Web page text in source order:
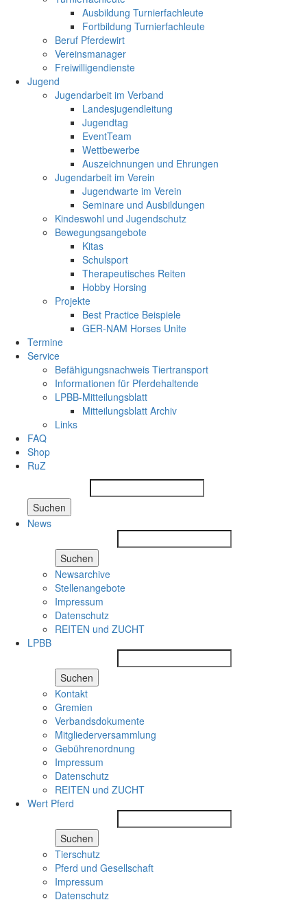
Ausbildung Turnierfachleute
Fortbildung Turnierfachleute
Beruf Pferdewirt
Vereinsmanager
Freiwilligendienste
Jugend
Jugendarbeit im Verband
Landesjugendleitung
Jugendtag
EventTeam
Wettbewerbe
Auszeichnungen und Ehrungen
Jugendarbeit im Verein
Jugendwarte im Verein
Seminare und Ausbildungen
Kindeswohl und Jugendschutz
Bewegungsangebote
Kitas
Schulsport
Therapeutisches Reiten
Hobby Horsing
Projekte
Best Practice Beispiele
GER-NAM Horses Unite
Termine
Service
Befähigungsnachweis Tiertransport
Informationen für Pferdehaltende
LPBB-Mitteilungsblatt
Mitteilungsblatt Archiv
Links
FAQ
Shop
RuZ
Suchen
News
Suchen
Newsarchive
Stellenangebote
Impressum
Datenschutz
REITEN und ZUCHT
LPBB
Suchen
Kontakt
Gremien
Verbandsdokumente
Mitgliederversammlung
Gebührenordnung
Impressum
Datenschutz
REITEN und ZUCHT
Wert Pferd
Suchen
Tierschutz
Pferd und Gesellschaft
Impressum
Datenschutz